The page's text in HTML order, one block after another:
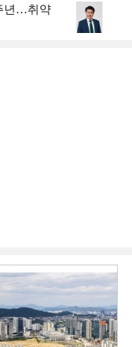
년…취약